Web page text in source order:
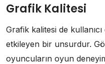
Grafik Kalitesi
Grafik kalitesi de
etkileyen bir unsurdur.
oyuncuların oyun